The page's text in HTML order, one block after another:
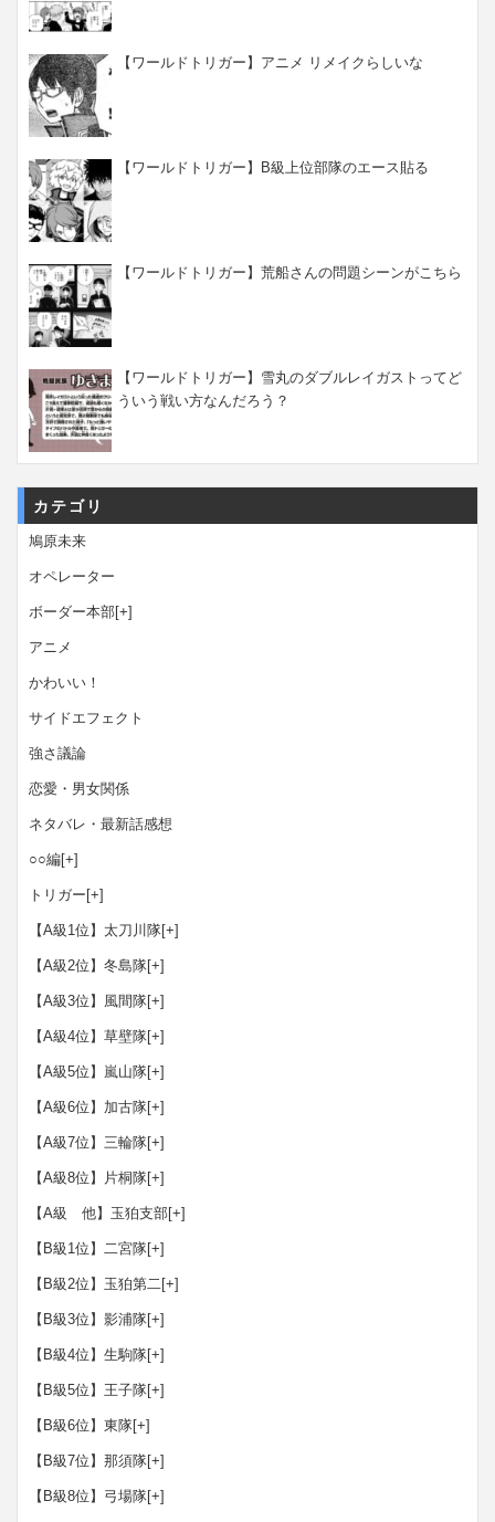
【ワールドトリガー】アニメ リメイクらしいな
【ワールドトリガー】B級上位部隊のエース貼る
【ワールドトリガー】荒船さんの問題シーンがこちら
【ワールドトリガー】雪丸のダブルレイガストってど
ういう戦い方なんだろう？
カテゴリ
鳩原未来
オペレーター
ボーダー本部[+]
アニメ
かわいい！
サイドエフェクト
強さ議論
恋愛・男女関係
ネタバレ・最新話感想
○○編[+]
トリガー [+]
【A級1位】太刀川隊[+]
【A級2位】冬島隊[+]
【A級3位】風間隊[+]
【A級4位】草壁隊[+]
【A級5位】嵐山隊[+]
【A級6位】加古隊[+]
【A級7位】三輪隊[+]
【A級8位】片桐隊[+]
【A級 他】玉狛支部[+]
【B級1位】二宮隊[+]
【B級2位】玉狛第二[+]
【B級3位】影浦隊[+]
【B級4位】生駒隊[+]
【B級5位】王子隊[+]
【B級6位】東隊[+]
【B級7位】那須隊[+]
【B級8位】弓場隊[+]